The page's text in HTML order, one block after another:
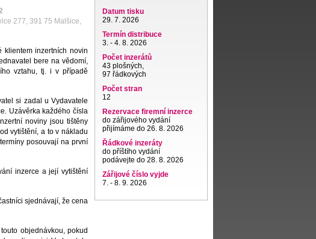
277, 391 75 Malšice,
klientem inzertních novin
bere na vědomí,
vztahu, tj. i v případě
si zadal u Vydavatele
Uzávěrka každého čísla
noviny jsou tištěny
vytištění, a to v nákladu
posouvají na první
inzerce a její vytištění
sjednávají, že cena
objednávkou, pokud
Datum tisku
29. 7. 2026
Termín distribuce
3. - 4. 8. 2026
Počet inzerátů
43 plošných,
97 řádkových
Počet stran
12
Rezervace firemní inzerce
do zářijového vydání
přijímáme do 26. 8. 2026
Řádkové inzeráty
do příštího vydání
podávejte do 28. 8. 2026
Zářijové číslo vyjde
7. - 8. 9. 2026